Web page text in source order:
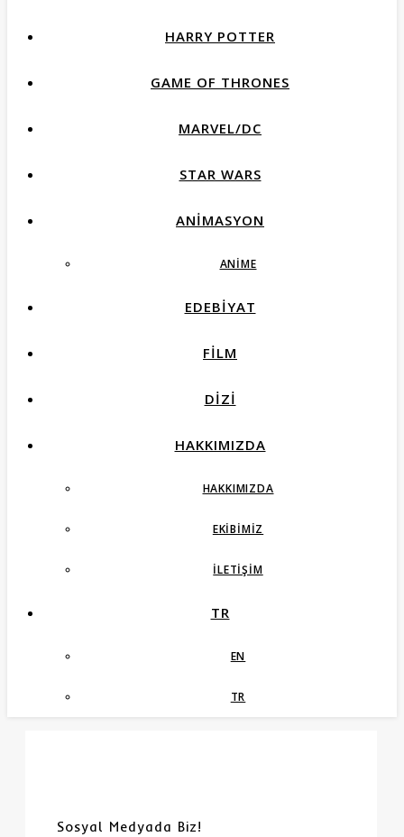
HARRY POTTER
GAME OF THRONES
MARVEL/DC
STAR WARS
ANIMASYON
ANIME
EDEBIYAT
FILM
DIZI
HAKKIMIZDA
HAKKIMIZDA
EKIBIMIZ
İLETIŞIM
TR
EN
TR
Sosyal Medyada Biz!